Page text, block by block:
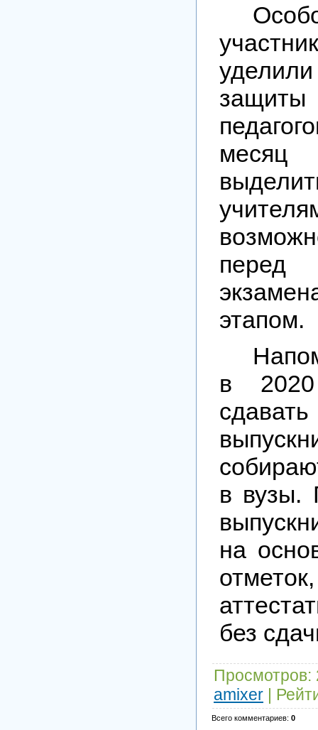
месяц
перед
этапом.
в
в вузы.
на
без
Просмотров:
amixer |
Всего комментариев: 0